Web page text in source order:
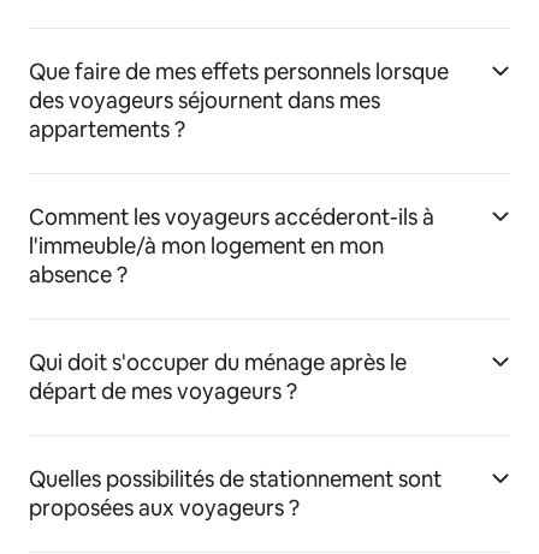
Que faire de mes effets personnels lorsque
des voyageurs séjournent dans mes
appartements ?
Comment les voyageurs accéderont-ils à
l'immeuble/à mon logement en mon
absence ?
Qui doit s'occuper du ménage après le
départ de mes voyageurs ?
Quelles possibilités de stationnement sont
proposées aux voyageurs ?